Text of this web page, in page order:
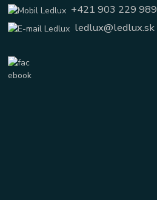
+421 903 229 989
ledlux@ledlux.sk